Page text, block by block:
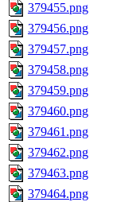
379455.png
379456.png
379457.png
379458.png
379459.png
379460.png
379461.png
379462.png
379463.png
379464.png